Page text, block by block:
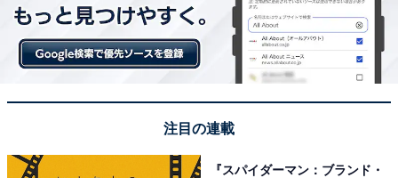
注目の連載
『スパイダーマン：ブランド・